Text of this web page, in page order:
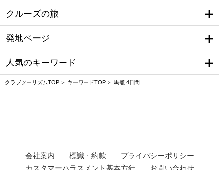
クルーズの旅
発地ページ
人気のキーワード
クラブツーリズムTOP キーワードTOP 馬籠 4日間
会社案内 標識・約款
プライバシーポリシー
カスタマーハラスメント基本方針
お問い合わせ